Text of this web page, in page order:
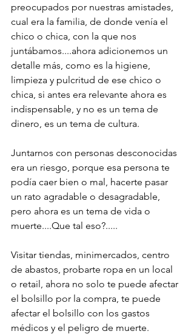
preocupados por nuestras amistades,
cual era la familia, de donde venía el
chico o chica, con la que nos
juntábamos....ahora adicionemos un
detalle más, como es la higiene,
limpieza y pulcritud de ese chico o
chica, si antes era relevante ahora es
indispensable, y no es un tema de
dinero, es un tema de cultura.
Juntarnos con personas desconocidas
era un riesgo, porque esa persona te
podía caer bien o mal, hacerte pasar
un rato agradable o desagradable,
pero ahora es un tema de vida o
muerte....Que tal eso?.....
Visitar tiendas, minimercados, centro
de abastos, probarte ropa en un local
o retail, ahora no solo te puede afectar
el bolsillo por la compra, te puede
afectar el bolsillo con los gastos
médicos y el peligro de muerte.